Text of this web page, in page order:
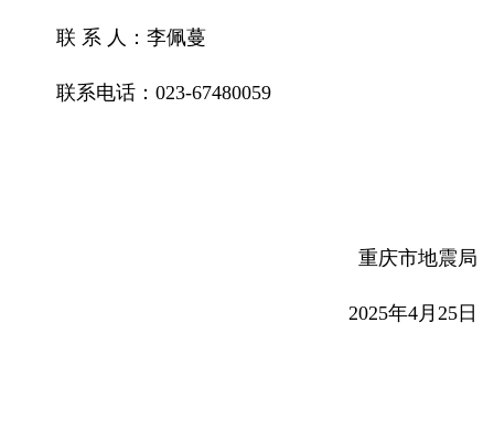
联 系 人：李佩蔓
联系电话：023-67480059
重庆市地震局
2025年4月25日